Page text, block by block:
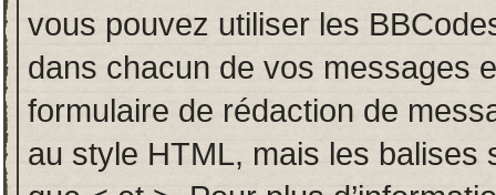
vous pouvez utiliser les
dans chacun de vos messages
formulaire de rédaction de
au style HTML, mais les